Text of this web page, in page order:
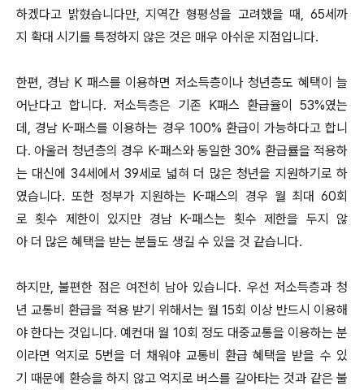
하겠다고 밝혔습니다만, 지역간 형평성을 고려했을 때, 65세까
지 확대 시기를 특정하지 않은 것은 매우 아쉬운 지점입니다.
한편, 경남 K 패스를 이용하면 저소득층이나 청년층도 혜택이 늘
어난다고 합니다. 저소득층은 기존 K패스 환급율이 53%였는
데, 경남 K-패스를 이용하는 경우 100% 환급이 가능하다고 합니
다. 아울러 청년층의 경우 K-패스와 동일한 30% 환급률을 적용하
는 대신에 34세에서 39세로 넓혀 더 많은 청년을 지원하기로 하
였습니다. 또한 정부가 지원하는 K-패스의 경우 월 최대 60회
로 횟수 제한이 있지만 경남 K-패스는 횟수 제한을 두지 않
아 더 많은 혜택을 받는 분들도 생길 수 있을 것 같습니다.
하지만, 불편한 점은 여전히 남아 있습니다. 우선 저소득층과 청
년 교통비 환급을 적용 받기 위해서는 월 15회 이상 반드시 이용해
야 한다는 것입니다. 예컨대 월 10회 정도 대중교통을 이용하는 분
이라면 억지로 5번을 더 채워야 교통비 환급 혜택을 받을 수 있
기 때문에 환승을 하지 않고 억지로 버스를 갈아타는 것과 같은 불